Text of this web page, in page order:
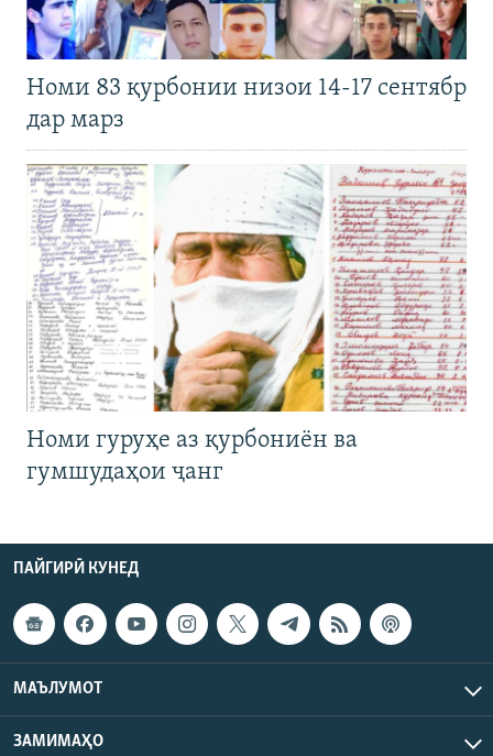
Номи 83 қурбонии низои 14-17 сентябр
дар марз
Номи гуруҳе аз қурбониён ва
гумшудаҳои ҷанг
ПАЙГИРӢ КУНЕД
МАЪЛУМОТ
ЗАМИМАҲО